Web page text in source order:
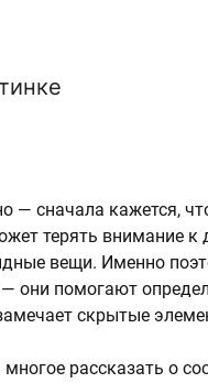
сначала кажется,
терять внимание к
вещи. Именно
они помогают
скрытые
рассказать о